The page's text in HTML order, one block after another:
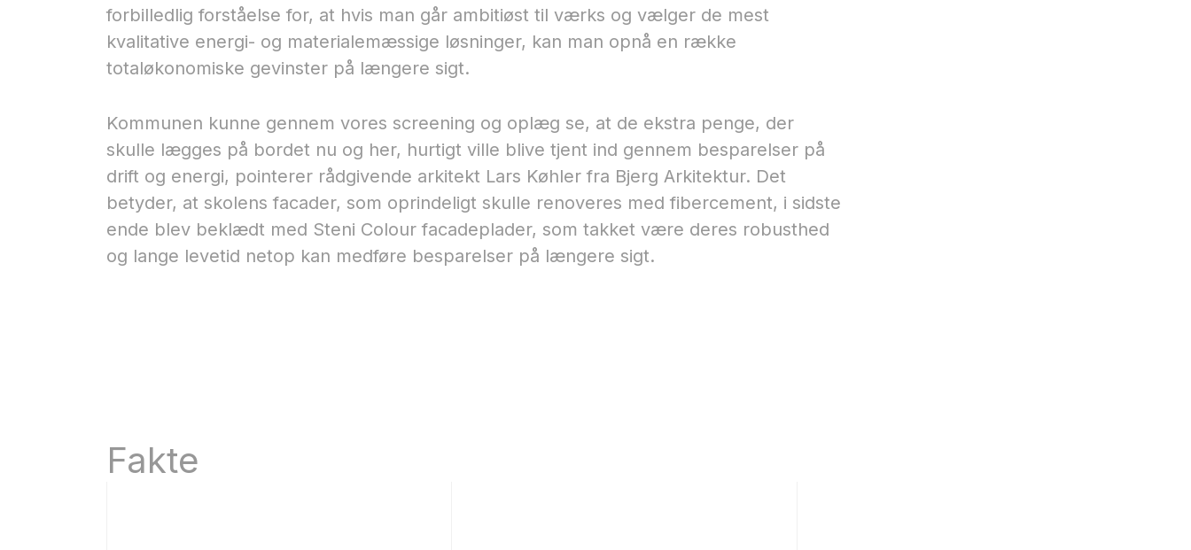
forbilledlig forståelse for, at hvis man går ambitiøst til værks og vælger de mest
kvalitative energi- og materialemæssige løsninger, kan man opnå en række
totaløkonomiske gevinster på længere sigt.
Kommunen kunne gennem vores screening og oplæg se, at de ekstra penge, der
skulle lægges på bordet nu og her, hurtigt ville blive tjent ind gennem besparelser på
drift og energi, pointerer rådgivende arkitekt Lars Køhler fra Bjerg Arkitektur. Det
betyder, at skolens facader, som oprindeligt skulle renoveres med fibercement, i sidste
ende blev beklædt med Steni Colour facadeplader, som takket være deres robusthed
og lange levetid netop kan medføre besparelser på længere sigt.
Fakte